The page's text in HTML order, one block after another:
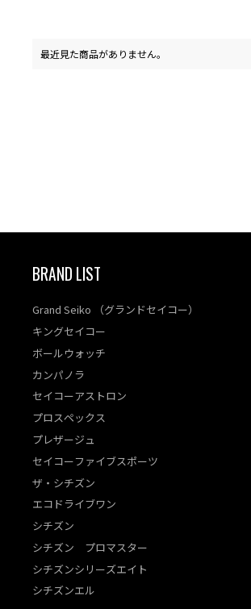
最近見た商品がありません。
BRAND LIST
Grand Seiko （グランドセイコー）
キングセイコー
ボールウォッチ
カンパノラ
セイコーアストロン
プロスペックス
プレザージュ
セイコーファイブスポーツ
ザ・シチズン
エコドライブワン
シチズン
シチズン プロマスター
シチズンシリーズエイト
シチズンエル